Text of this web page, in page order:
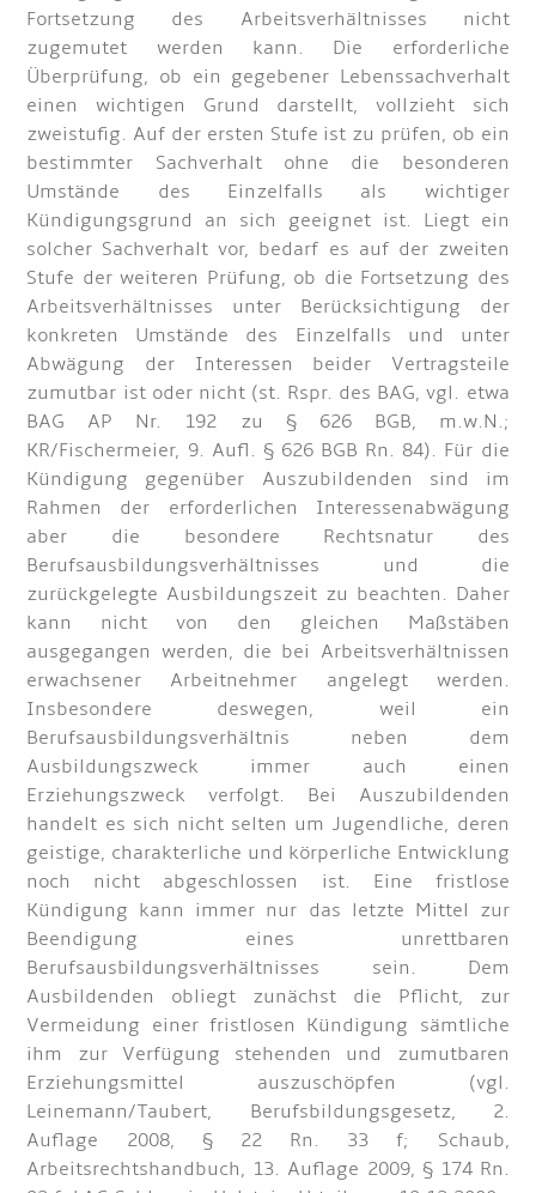
Fortsetzung des Arbeitsverhältnisses nicht
zugemutet werden kann. Die erforderliche
Überprüfung, ob ein gegebener Lebenssachverhalt
einen wichtigen Grund darstellt, vollzieht sich
zweistufig. Auf der ersten Stufe ist zu prüfen, ob ein
bestimmter Sachverhalt ohne die besonderen
Umstände des Einzelfalls als wichtiger
Kündigungsgrund an sich geeignet ist. Liegt ein
solcher Sachverhalt vor, bedarf es auf der zweiten
Stufe der weiteren Prüfung, ob die Fortsetzung des
Arbeitsverhältnisses unter Berücksichtigung der
konkreten Umstände des Einzelfalls und unter
Abwägung der Interessen beider Vertragsteile
zumutbar ist oder nicht (st. Rspr. des BAG, vgl. etwa
BAG AP Nr. 192 zu § 626 BGB, m.w.N.;
KR/Fischermeier, 9. Aufl. § 626 BGB Rn. 84). Für die
Kündigung gegenüber Auszubildenden sind im
Rahmen der erforderlichen Interessenabwägung
aber die besondere Rechtsnatur des
Berufsausbildungsverhältnisses und die
zurückgelegte Ausbildungszeit zu beachten. Daher
kann nicht von den gleichen Maßstäben
ausgegangen werden, die bei Arbeitsverhältnissen
erwachsener Arbeitnehmer angelegt werden.
Insbesondere deswegen, weil ein
Berufsausbildungsverhältnis neben dem
Ausbildungszweck immer auch einen
Erziehungszweck verfolgt. Bei Auszubildenden
handelt es sich nicht selten um Jugendliche, deren
geistige, charakterliche und körperliche Entwicklung
noch nicht abgeschlossen ist. Eine fristlose
Kündigung kann immer nur das letzte Mittel zur
Beendigung eines unrettbaren
Berufsausbildungsverhältnisses sein. Dem
Ausbildenden obliegt zunächst die Pflicht, zur
Vermeidung einer fristlosen Kündigung sämtliche
ihm zur Verfügung stehenden und zumutbaren
Erziehungsmittel auszuschöpfen (vgl.
Leinemann/Taubert, Berufsbildungsgesetz, 2.
Auflage 2008, § 22 Rn. 33 f; Schaub,
Arbeitsrechtshandbuch, 13. Auflage 2009, § 174 Rn.